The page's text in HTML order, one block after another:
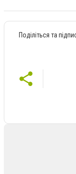
Поділіться та